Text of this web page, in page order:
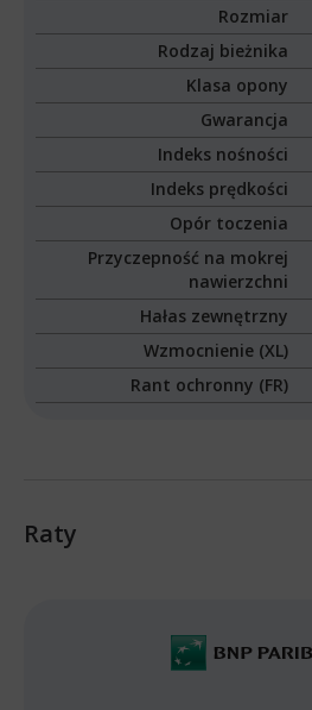
Rozmiar
Rodzaj bieżnika
Klasa opony
Gwarancja
Indeks nośności
Indeks prędkości
Opór toczenia
Przyczepność na mokrej
nawierzchni
Hałas zewnętrzny
Wzmocnienie (XL)
Rant ochronny (FR)
Raty